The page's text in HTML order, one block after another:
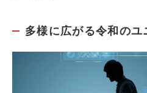
多様に広がる令和の